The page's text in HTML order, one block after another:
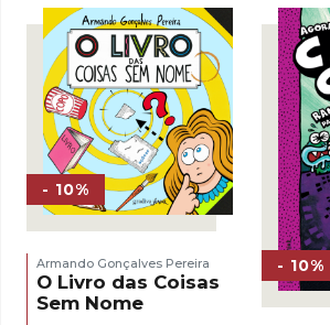
15,00 €.13,50 €.
- 10%
Armando Gonçalves Pereira
O Livro das Coisas
Sem Nome
- 10%